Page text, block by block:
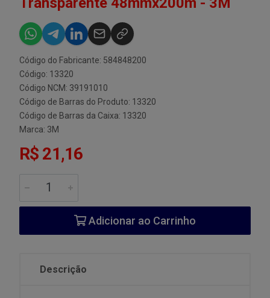
Código do Fabricante: 584848200
Código: 13320
Código NCM: 39191010
Código de Barras do Produto: 13320
Código de Barras da Caixa: 13320
Marca: 3M
R$ 21,16
Adicionar ao Carrinho
Descrição